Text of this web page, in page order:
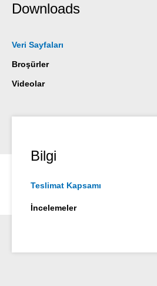
Downloads
Veri Sayfaları
Broşürler
Videolar
Bilgi
Teslimat Kapsamı
İncelemeler